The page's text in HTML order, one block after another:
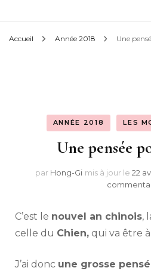
Accueil Année 2018 Une
ANNÉE 2018 LES
Une pensée
par Hong-Gi mis à jour le 22
C’est le nouvel an chinois,
celle du Chien, qui va être
J’ai donc une grosse